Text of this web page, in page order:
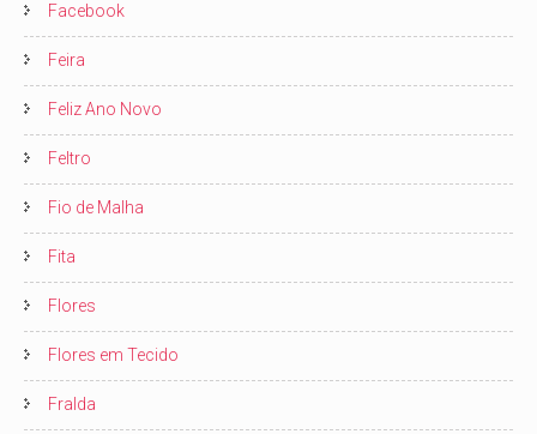
Facebook
Feira
Feliz Ano Novo
Feltro
Fio de Malha
Fita
Flores
Flores em Tecido
Fralda